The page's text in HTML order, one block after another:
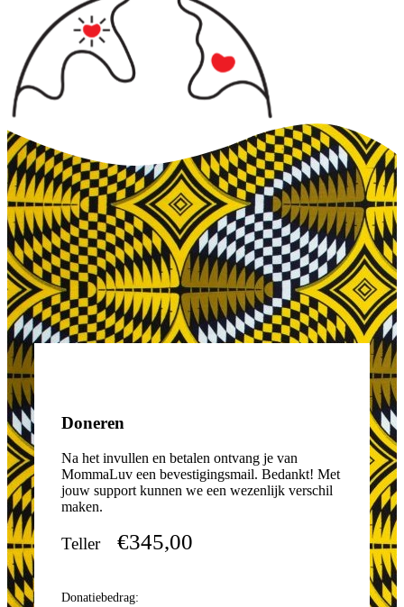
Doneren
Na het invullen en betalen ontvang je van
MommaLuv een bevestigingsmail. Bedankt! Met
jouw support kunnen we een wezenlijk verschil
maken.
Teller €345,00
Donatiebedrag: